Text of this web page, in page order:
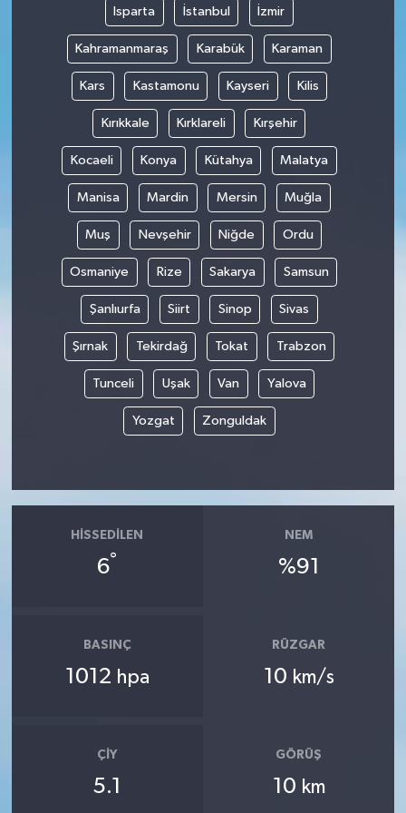
Isparta İstanbul İzmir
Kahramanmaraş Karabük Karaman
Kars Kastamonu Kayseri Kilis
Kırıkkale Kırklareli Kırşehir
Kocaeli Konya Kütahya Malatya
Manisa Mardin Mersin Muğla
Muş Nevşehir Niğde Ordu
Osmaniye Rize Sakarya Samsun
Şanlıurfa Siirt Sinop Sivas
Şırnak Tekirdağ Tokat Trabzon
Tunceli Uşak Van Yalova
Yozgat Zonguldak
HISSEDILEN
6°
NEM
%91
BASINÇ
1012 hpa
RÜZGAR
10 km/s
ÇIY
5.1
GÖRÜŞ
10 km